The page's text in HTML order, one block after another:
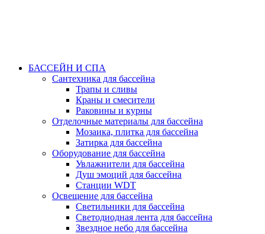
БАССЕЙН И СПА
Сантехника для бассейна
Трапы и сливы
Краны и смесители
Раковины и курны
Отделочные материалы для бассейна
Мозаика, плитка для бассейна
Затирка для бассейна
Оборудование для бассейна
Увлажнители для бассейна
Душ эмоций для бассейна
Станции WDT
Освещение для бассейна
Светильники для бассейна
Светодиодная лента для бассейна
Звездное небо для бассейна